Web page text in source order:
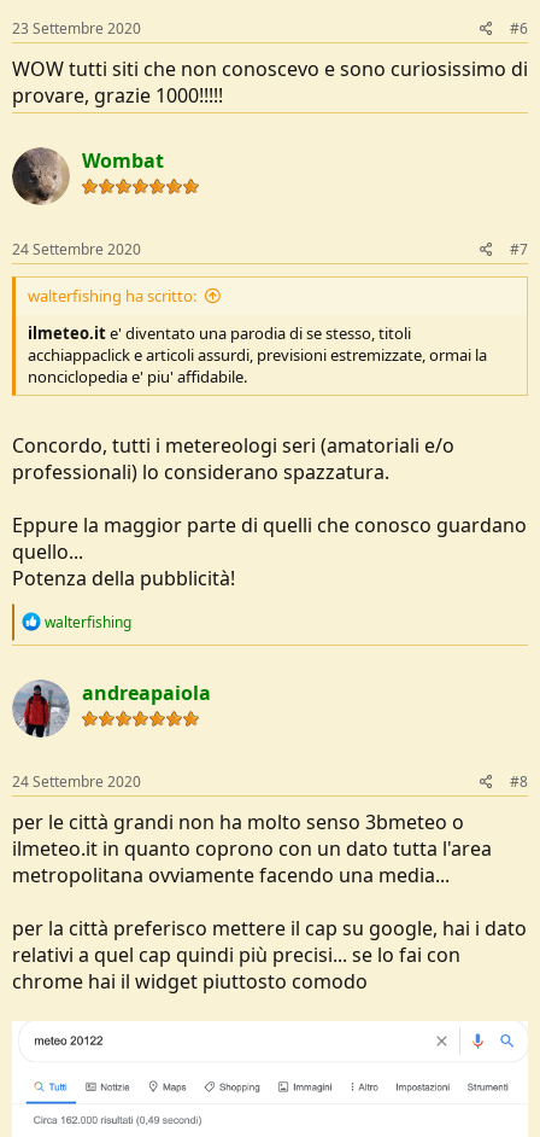
23 Settembre 2020 #6
WOW tutti siti che non conoscevo e sono curiosissimo di
provare, grazie 1000!!!!!
Wombat
24 Settembre 2020 #7
walterfishing ha scritto:
ilmeteo.ite' diventato una parodia di se stesso, titoli
acchiappaclick e articoli assurdi, previsioni estremizzate, ormai la
nonciclopedia e' piu' affidabile.
Concordo, tutti i metereologi seri (amatoriali e/o
professionali) lo considerano spazzatura.
Eppure la maggior parte di quelli che conosco guardano
quello...
Potenza della pubblicità!
R
c
t
i
o
s
:
walterfishing
andreapaiola
24 Settembre 2020 #8
per le città grandi non ha molto senso 3bmeteo o
ilmeteo.it in quanto coprono con un dato tutta l'area
metropolitana ovviamente facendo una media...
per la città preferisco mettere il cap su google, hai i dato
relativi a quel cap quindi più precisi... se lo fai con
chrome hai il widget piuttosto comodo